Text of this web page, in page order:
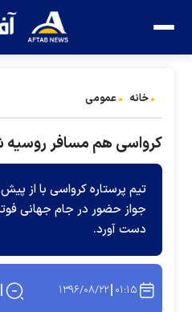
خانه عمومی
کرواسی هم مسافر
تیم پرستاره کرواسی با از
دست آورد.
۰۱:۱۵ ۱۳۹۶/۰۸/۲۲